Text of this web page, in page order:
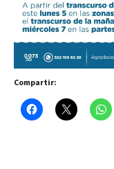
Compartir: